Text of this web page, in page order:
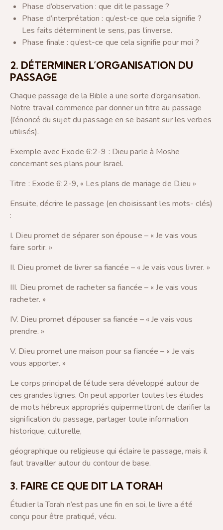
Phase d’observation : que dit le passage ?
Phase d’interprétation : qu’est-ce que cela signifie ?
Les faits déterminent le sens, pas l’inverse.
Phase finale : qu’est-ce que cela signifie pour moi ?
2. DÉTERMINER L’ORGANISATION DU
PASSAGE
Chaque passage de la Bible a une sorte d’organisation.
Notre travail commence par donner un titre au passage
(l’énoncé du sujet du passage en se basant sur les verbes
utilisés).
Exemple avec Exode 6:2-9 : Dieu parle à Moshe
concernant ses plans pour Israël.
Titre : Exode 6:2-9, « Les plans de mariage de D.ieu »
Ensuite, décrire le passage (en choisissant les mots- clés)
:
I. Dieu promet de séparer son épouse – « Je vais vous
faire sortir. »
II. Dieu promet de livrer sa fiancée – « Je vais vous livrer. »
III. Dieu promet de racheter sa fiancée – « Je vais vous
racheter. »
IV. Dieu promet d’épouser sa fiancée – « Je vais vous
prendre. »
V. Dieu promet une maison pour sa fiancée – « Je vais
vous apporter. »
Le corps principal de l’étude sera développé autour de
ces grandes lignes. On peut apporter toutes les études
de mots hébreux appropriés quipermettront de clarifier la
signification du passage, partager toute information
historique, culturelle,
géographique ou religieuse qui éclaire le passage, mais il
faut travailler autour du contour de base.
3. FAIRE CE QUE DIT LA TORAH
Étudier la Torah n’est pas une fin en soi, le livre a été
conçu pour être pratiqué, vécu.